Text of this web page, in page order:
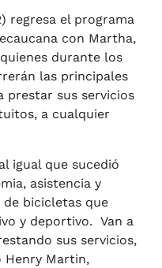
regresa el programa
con Martha,
durante los
las principales
prestar sus servicios
a cualquier
igual que sucedió
asistencia y
bicicletas que
y deportivo. Van a
sus servicios,
Henry Martin,